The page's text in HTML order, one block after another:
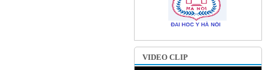
VIDEO CLIP